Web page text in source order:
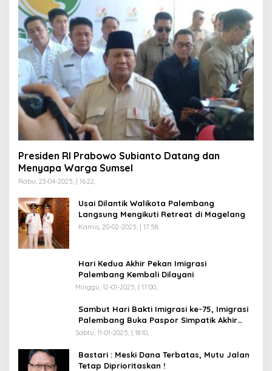
Presiden RI Prabowo Subianto Datang dan
Menyapa Warga Sumsel
Rabu, 23-04-2025, | 16:22,
Usai Dilantik Walikota Palembang
Langsung Mengikuti Retreat di Magelang
Kamis, 20-02-2025, | 17:58,
Hari Kedua Akhir Pekan Imigrasi
Palembang Kembali Dilayani
Minggu, 12-01-2025, | 17:00,
Sambut Hari Bakti Imigrasi ke-75, Imigrasi
Palembang Buka Paspor Simpatik Akhir
Pekan
Sabtu, 11-01-2025, | 18:10,
Bastari : Meski Dana Terbatas, Mutu Jalan
Tetap Diprioritaskan !